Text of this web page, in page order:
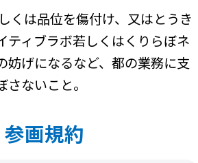
くは品位を傷付け、又はとうき
ティブラボ若しくはくりらぼネ
妨げになるなど、都の業務に支
ないこと。
参画規約